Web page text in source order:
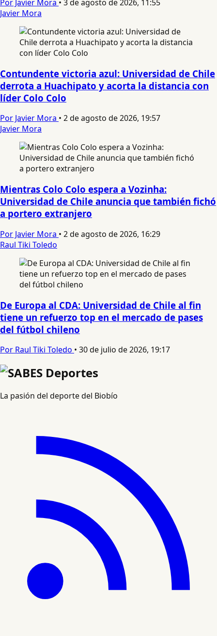
Por Javier Mora • 3 de agosto de 2026, 11:55
Javier Mora
Contundente victoria azul: Universidad de Chile
derrota a Huachipato y acorta la distancia con
líder Colo Colo
Por Javier Mora • 2 de agosto de 2026, 19:57
Javier Mora
Mientras Colo Colo espera a Vozinha:
Universidad de Chile anuncia que también fichó
a portero extranjero
Por Javier Mora • 2 de agosto de 2026, 16:29
Raul Tiki Toledo
De Europa al CDA: Universidad de Chile al fin
tiene un refuerzo top en el mercado de pases
del fútbol chileno
Por Raul Tiki Toledo • 30 de julio de 2026, 19:17
La pasión del deporte del Biobío